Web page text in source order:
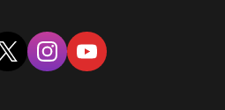
twitter instagramyoutube